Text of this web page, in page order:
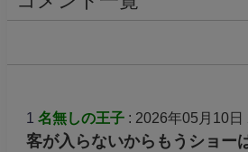
1 名無しの王子: 2026年05月10日
客が入らないからもうショー